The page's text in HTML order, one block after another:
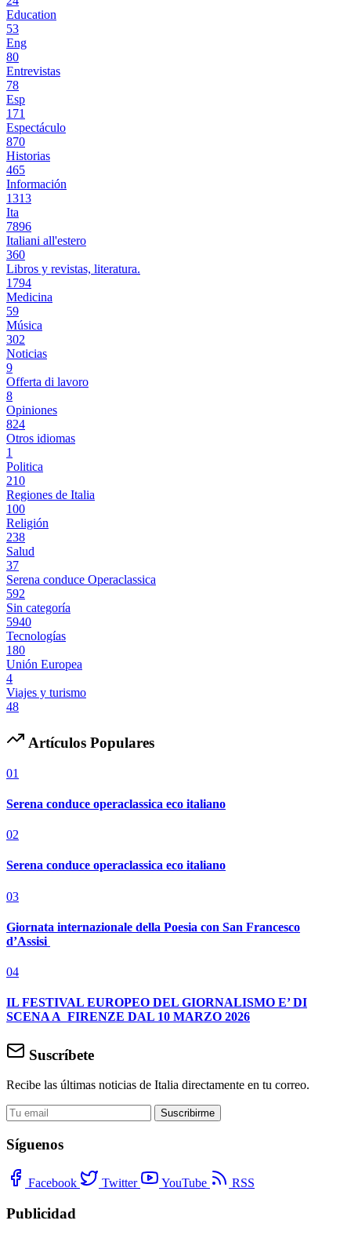
Education
53
Eng
80
Entrevistas
78
Esp
171
Espectáculo
870
Historias
465
Información
1313
Ita
7896
Italiani all'estero
360
Libros y revistas, literatura.
1794
Medicina
59
Música
302
Noticias
9
Offerta di lavoro
8
Opiniones
824
Otros idiomas
1
Politica
210
Regiones de Italia
100
Religión
238
Salud
37
Serena conduce Operaclassica
592
Sin categoría
5940
Tecnologías
180
Unión Europea
4
Viajes y turismo
48
Artículos Populares
01
Serena conduce operaclassica eco italiano
02
Serena conduce operaclassica eco italiano
03
Giornata internazionale della Poesia con San Francesco
d’Assisi
04
IL FESTIVAL EUROPEO DEL GIORNALISMO E’ DI
SCENA A FIRENZE DAL 10 MARZO 2026
Suscríbete
Recibe las últimas noticias de Italia directamente en tu correo.
Suscribirme
Síguenos
Facebook Twitter YouTube RSS
Publicidad